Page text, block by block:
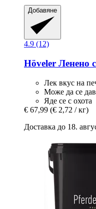
Добавяне
4.9 (12)
Höveler Ленено
Лек вкус на
Може да се
Яде се с охота
€ 67,99 (€ 2,72 / кг)
Доставка до 18.